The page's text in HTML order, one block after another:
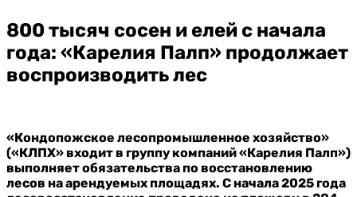
800 тысяч сосен и елей с начала
года: «Карелия Палп» продолжает
воспроизводить лес
«Кондопожское лесопромышленное хозяйство»
(«КЛПХ» входит в группу компаний «Карелия Палп»)
выполняет обязательства по восстановлению
лесов на арендуемых площадях. С начала 2025 года